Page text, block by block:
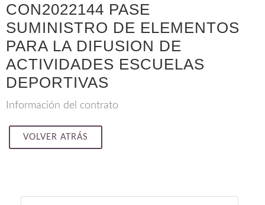
CON2022144 PASE
SUMINISTRO DE ELEMENTOS
PARA LA DIFUSION DE
ACTIVIDADES ESCUELAS
DEPORTIVAS
Información del contrato
VOLVER ATRÁS